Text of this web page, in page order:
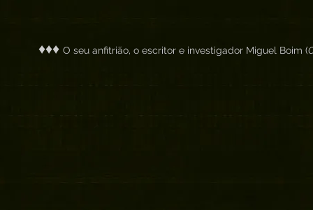
♦♦♦ O seu anfitrião, o escritor e investigador Miguel Boim (